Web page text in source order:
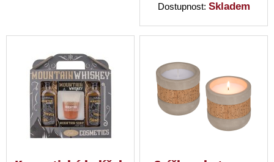
Dostupnost: Skladem